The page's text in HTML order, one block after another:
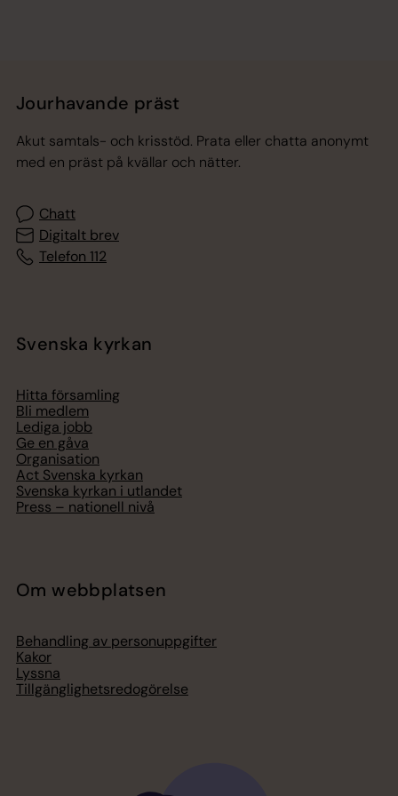
Jourhavande präst
Akut samtals- och krisstöd. Prata eller chatta anonymt
med en präst på kvällar och nätter.
Chatt
Digitalt brev
Telefon 112
Svenska kyrkan
Hitta församling
Bli medlem
Lediga jobb
Ge en gåva
Organisation
Act Svenska kyrkan
Svenska kyrkan i utlandet
Press – nationell nivå
Om webbplatsen
Behandling av personuppgifter
Kakor
Lyssna
Tillgänglighetsredogörelse